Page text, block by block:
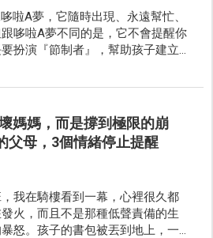
啦A夢，它隨時出現、永遠幫忙、
哆啦A夢不同的是，它不會提醒你
要扮演『節制者』，幫助孩子建立
媽媽，而是撐到極限的崩
父母，3個情緒停止提醒
我在騎樓看到一幕，心裡很久都
火，而且不是那種低聲責備的生
怒。孩子的書包被丟到地上，一